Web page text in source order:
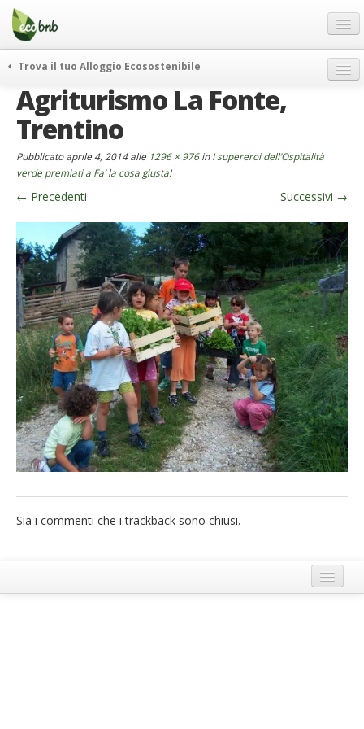
Menu
Salta
contenuto
Offerte Speciali
Regali
FAQ
Chi Siamo
Partner
Italiano
German
English
Spanish
French
Italiano
Trova il tuo Alloggio Ecosostenibile
weekend green
itinerari
curiosità
vivere e viaggiare verde
news ed eventi
rassegna stampa
Agriturismo La Fonte,
Trentino
Pubblicatoaprile 4, 2014alle 1296 × 976inI supereroi dell’Ospitalità
verde premiati a Fa’ la cosa giusta!
← Precedenti Successivi →
Sia i commenti che i trackback sono chiusi.